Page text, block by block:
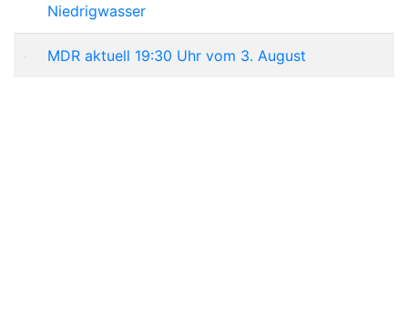
Niedrigwasser
MDR aktuell 19:30 Uhr vom 3. August